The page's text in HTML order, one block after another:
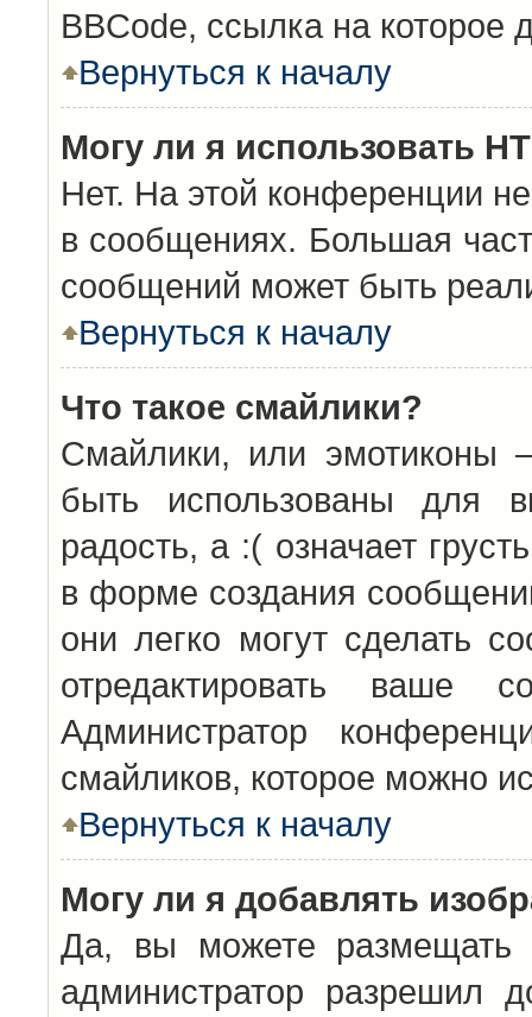
BBCode, ссылка на
Вернуться к началу
Могу ли я использовать
Нет. На этой конференции
в сообщениях. Большая
сообщений может быть
Вернуться к началу
Что такое смайлики?
Смайлики, или эмотиконы
быть использованы для
радость, а :( означает
в форме создания
они легко могут сделать
отредактировать ваше
Администратор
смайликов, которое можно
Вернуться к началу
Могу ли я добавлять
Да, вы можете размещать
администратор разрешил